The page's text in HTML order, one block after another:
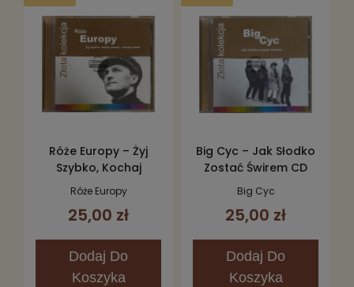
Róże Europy – Żyj
Szybko, Kochaj
Mocno, Umieraj
Młodo CD
Róże Europy
25,00 zł
Dodaj Do
Koszyka
Big Cyc – Jak Słodko
Zostać Świrem CD
Big Cyc
25,00 zł
Dodaj Do
Koszyka